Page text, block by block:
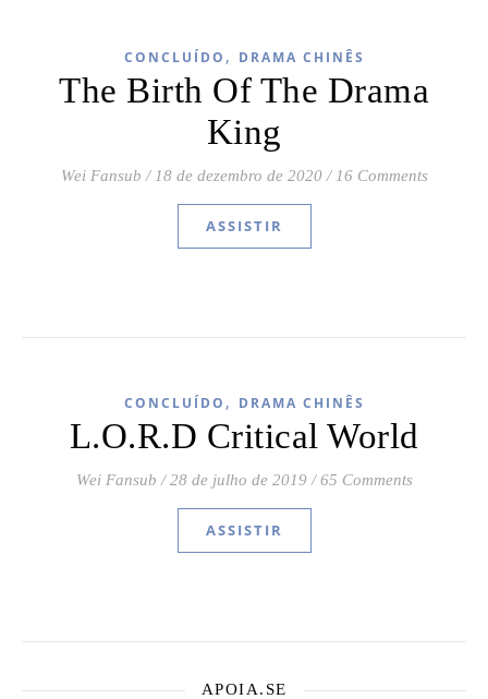
CONCLUÍDO , DRAMA CHINÊS
The Birth Of The Drama
King
Wei Fansub / 18 de dezembro de 2020 / 16 Comments
ASSISTIR
CONCLUÍDO , DRAMA CHINÊS
L.O.R.D Critical World
Wei Fansub / 28 de julho de 2019 / 65 Comments
ASSISTIR
APOIA.SE